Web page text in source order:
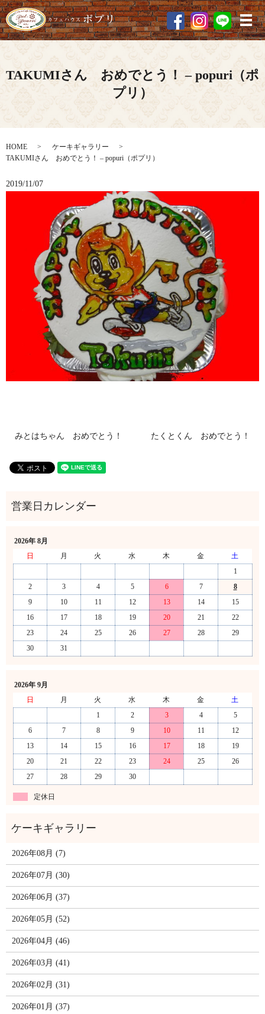
メ
TAKUMIさん おめでとう！ – popuri（ポ
プリ）
HOME
ケーキギャラリー
TAKUMIさん おめでとう！ – popuri（ポプリ）
2019/11/07
みとはちゃん おめでとう！ たくとくん おめでとう！
2026年 8月
日
月 火 水 木 金
土
1
2
3 4 5 6 7
8
9
10 11 12 13 14
15
16
17 18 19 20 21
22
23
24 25 26 27 28
29
30
31
2026年 9月
日
月 火 水 木 金
土
1
2 3 4
5
6
7 8 9 10 11
12
13
14 15 16 17 18
19
20
21 22 23 24 25
26
27
28 29 30
定休日
2026年08月 (7)
2026年07月 (30)
2026年06月 (37)
2026年05月 (52)
2026年04月 (46)
2026年03月 (41)
2026年02月 (31)
2026年01月 (37)